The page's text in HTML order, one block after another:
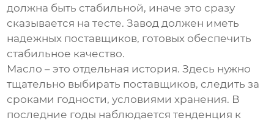
должна быть стабильной, иначе это сразу
сказывается на тесте. Завод должен иметь
надежных поставщиков, готовых обеспечить
стабильное качество.
Масло – это отдельная история. Здесь нужно
тщательно выбирать поставщиков, следить за
сроками годности, условиями хранения. В
последние годы наблюдается тенденция к